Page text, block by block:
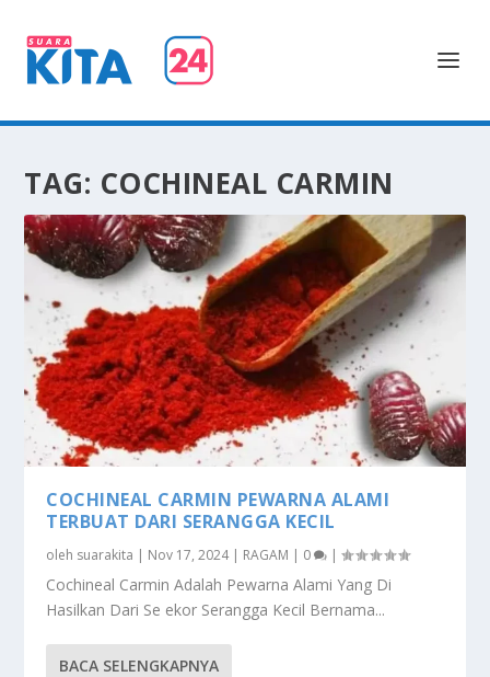
TAG: COCHINEAL CARMIN
COCHINEAL CARMIN PEWARNA ALAMI
TERBUAT DARI SERANGGA KECIL
oleh suarakita | Nov 17, 2024| RAGAM | 0 |
Cochineal Carmin Adalah Pewarna Alami Yang Di
Hasilkan Dari Se ekor Serangga Kecil Bernama...
BACA SELENGKAPNYA